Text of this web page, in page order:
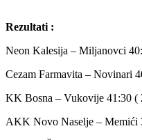
Rezultati :
Neon Kalesija – Miljanovci
Cezam Farmavita – Novinari
KK Bosna – Vukovije 41:30 (
AKK Novo Naselje – Memići